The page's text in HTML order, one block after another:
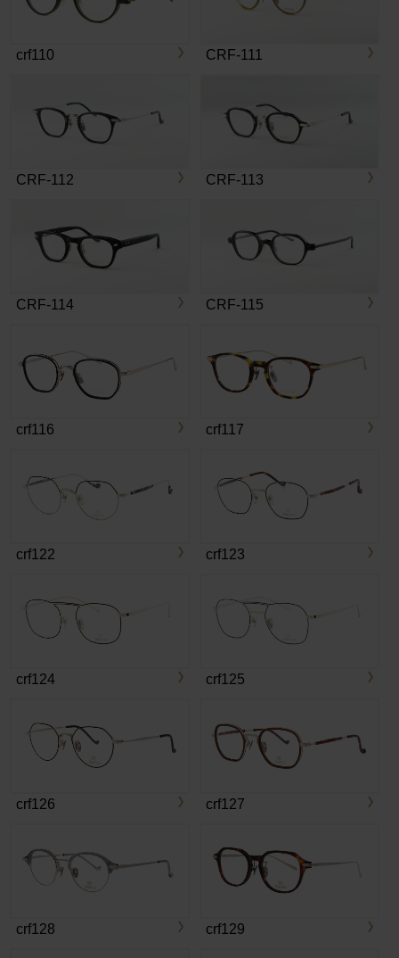
crf110 CRF-111
CRF-112 CRF-113
CRF-114 CRF-115
crf116 crf117
crf122 crf123
crf124 crf125
crf126 crf127
crf128 crf129